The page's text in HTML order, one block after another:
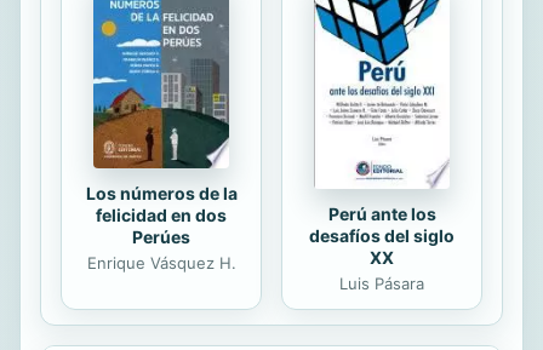
Los números de la
felicidad en dos
Perúes
Enrique Vásquez H.
Perú ante los
desafíos del siglo
XX
Luis Pásara